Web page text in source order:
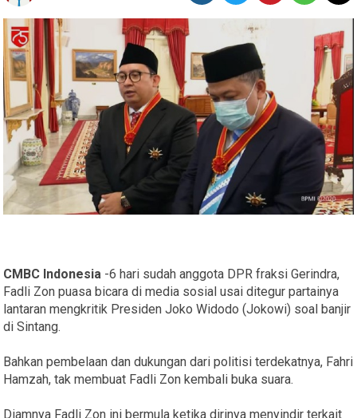
CMBC Indonesia -6 hari sudah anggota DPR fraksi Gerindra,
Fadli Zon puasa bicara di media sosial usai ditegur partainya
lantaran mengkritik Presiden Joko Widodo (Jokowi) soal banjir
di Sintang.
Bahkan pembelaan dan dukungan dari politisi terdekatnya, Fahri
Hamzah, tak membuat Fadli Zon kembali buka suara.
Diamnya Fadli Zon ini bermula ketika dirinya menyindir terkait